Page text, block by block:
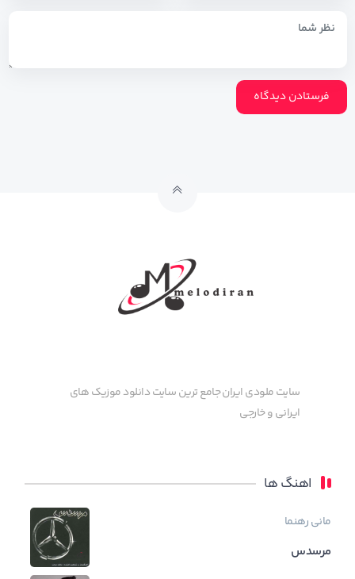
سایت ملودی ایران جامع ترین سایت دانلود موزیک های
ایرانی و خارجی
اهنگ ها
مانی رهنما
مرسدس